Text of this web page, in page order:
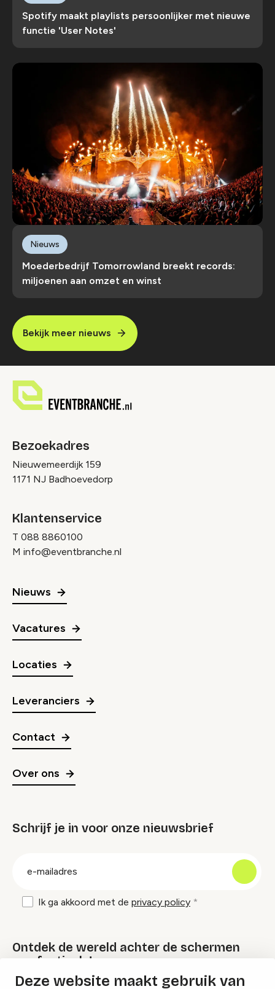
Deze website maakt gebruik van
Spotify maakt playlists persoonlijker met nieuwe
functie 'User Notes'
Moederbedrijf Tomorrowland breekt records:
miljoenen aan omzet en winst
Nieuws
Bekijk meer nieuws
Bezoekadres
Nieuwemeerdijk 159
1171 NJ Badhoevedorp
Klantenservice
T 088 8860100
M info@eventbranche.nl
Nieuws
Vacatures
Locaties
Leveranciers
Contact
Over ons
Schrijf je in voor onze nieuwsbrief
Ik ga akkoord met de privacy policy
Ontdek de wereld achter de schermen
van festivals!